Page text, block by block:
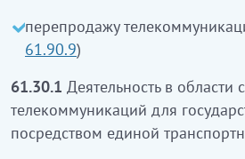
кірмейді(61.90.9 қараңыз)
мемлекеттік органдар үшін
телекоммуникациялар
перепродажу
61.90.9)
61.30.1 Деятельность в области
телекоммуникаций для
посредством единой